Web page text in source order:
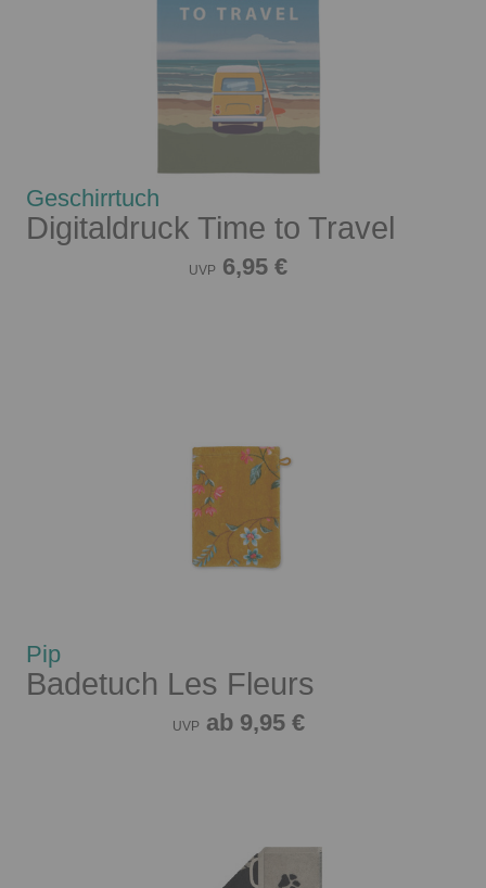
Geschirrtuch
Digitaldruck Time to Travel
UVP 6,95 €
Pip
Badetuch Les Fleurs
UVP ab 9,95 €